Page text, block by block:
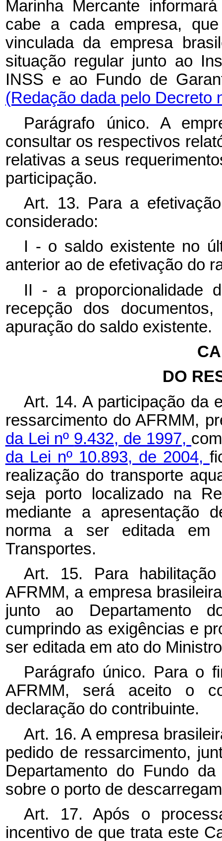
Marinha Mercante
cabe a cada empresa,
vinculada da empresa
situação regular junto ao
INSS e ao Fundo de
(Redação dada pelo Decreto
Parágrafo único. A
consultar os respectivos
relativas a seus
participação.
Art. 13. Para a
considerado:
I - o saldo existente no
anterior ao de efetivação do
II - a proporcionalidade
recepção dos
apuração do saldo existente.
DO
Art. 14. A participação da
ressarcimento do AFRMM,
da Lei nº 9.432, de 1997,
da Lei nº 10.893, de 2004,
realização do transporte
seja porto localizado na
mediante a apresentação
norma a ser editada
Transportes.
Art. 15. Para
AFRMM, a empresa
junto ao Departamento
cumprindo as exigências e
ser editada em ato do
Parágrafo único. Para o
AFRMM, será aceito o
declaração do contribuinte.
Art. 16. A empresa
pedido de ressarcimento,
Departamento do Fundo
sobre o porto de
Art. 17. Após o
incentivo de que trata este